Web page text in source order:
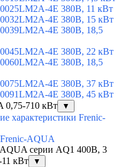
4E 380В, 11 кВт
4E 380В, 15 кВт
4E 380В, 18,5
4E 380В, 22 кВт
4E 380В, 18,5
4E 380В, 37 кВт
4E 380В, 45 кВт
0,75-710 кВт
▼
характеристики Frenic-
AQUA
серии AQ1 400В, 3
кВт
▼